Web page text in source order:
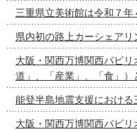
三重県立美術館は令和７
県内初の路上カーシェアリ
大阪・関西万博関西パビ
道」、「産業」、「食」
能登半島地震支援におけ
大阪・関西万博関西パビ